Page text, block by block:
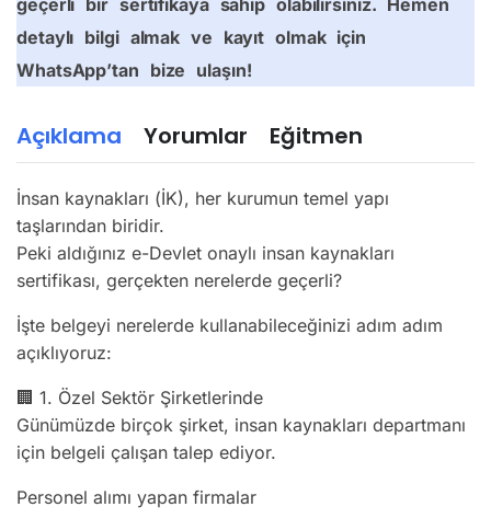
Açıklama Yorumlar Eğitmen
İnsan kaynakları (İK), her kurumun temel yapı
taşlarından biridir.
Peki aldığınız e-Devlet onaylı insan kaynakları
sertifikası, gerçekten nerelerde geçerli?
İşte belgeyi nerelerde kullanabileceğinizi adım adım
açıklıyoruz:
🏢 1. Özel Sektör Şirketlerinde
Günümüzde birçok şirket, insan kaynakları departmanı
için belgeli çalışan talep ediyor.
Personel alımı yapan firmalar
geçerli bir sertifikaya sahip olabilirsiniz. Hemen
detaylı bilgi almak ve kayıt olmak için
WhatsApp’tan bize ulaşın!